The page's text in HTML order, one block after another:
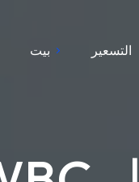
بيت التسعير